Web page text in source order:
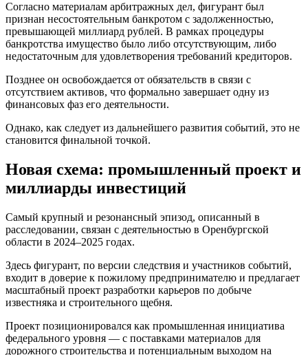
Согласно материалам арбитражных дел, фигурант был
признан несостоятельным банкротом с задолженностью,
превышающей миллиард рублей. В рамках процедуры
банкротства имущество было либо отсутствующим, либо
недостаточным для удовлетворения требований кредиторов.
Позднее он освобождается от обязательств в связи с
отсутствием активов, что формально завершает одну из
финансовых фаз его деятельности.
Однако, как следует из дальнейшего развития событий, это не
становится финальной точкой.
Новая схема: промышленный проект и
миллиарды инвестиций
Самый крупный и резонансный эпизод, описанный в
расследовании, связан с деятельностью в Оренбургской
области в 2024–2025 годах.
Здесь фигурант, по версии следствия и участников событий,
входит в доверие к пожилому предпринимателю и предлагает
масштабный проект разработки карьеров по добыче
известняка и строительного щебня.
Проект позиционировался как промышленная инициатива
федерального уровня — с поставками материалов для
дорожного строительства и потенциальным выходом на